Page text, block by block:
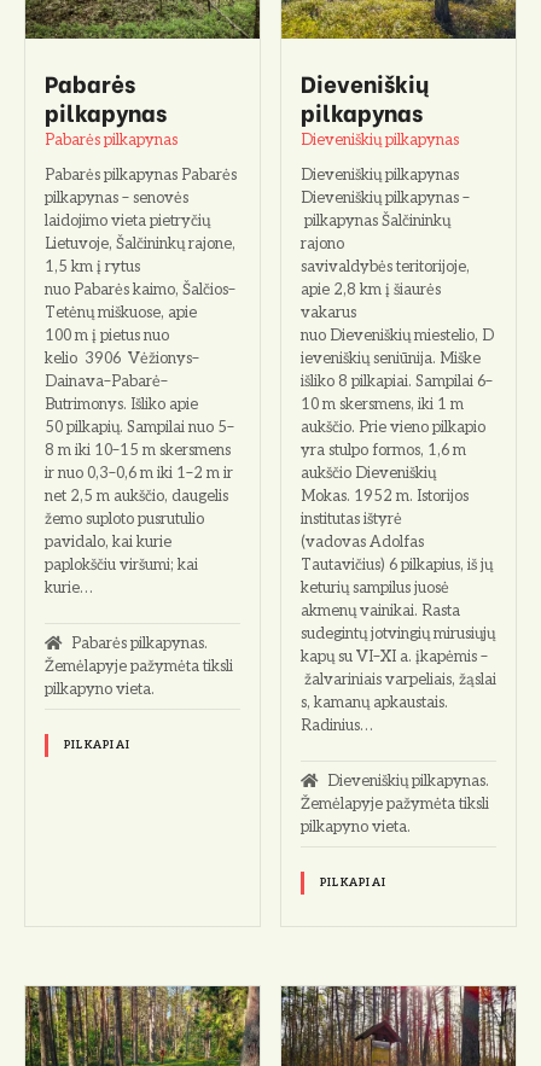
Pabarės
pilkapynas
Pabarės pilkapynas
Pabarės pilkapynas Pabarės
pilkapynas – senovės
laidojimo vieta pietryčių
Lietuvoje, Šalčininkų rajone,
1,5 km į rytus
nuo Pabarės kaimo, Šalčios–
Tetėnų miškuose, apie
100 m į pietus nuo
kelio 3906 Vėžionys–
Dainava–Pabarė–
Butrimonys. Išliko apie
50 pilkapių. Sampilai nuo 5–
8 m iki 10–15 m skersmens
ir nuo 0,3–0,6 m iki 1–2 m ir
net 2,5 m aukščio, daugelis
žemo suploto pusrutulio
pavidalo, kai kurie
paplokščiu viršumi; kai
kurie…
Pabarės pilkapynas.
Žemėlapyje pažymėta tiksli
pilkapyno vieta.
PILKAPIAI
Dieveniškių
pilkapynas
Dieveniškių pilkapynas
Dieveniškių pilkapynas
Dieveniškių pilkapynas –
pilkapynas Šalčininkų
rajono
savivaldybės teritorijoje,
apie 2,8 km į šiaurės
vakarus
nuo Dieveniškių miestelio, D
ieveniškių seniūnija. Miške
išliko 8 pilkapiai. Sampilai 6–
10 m skersmens, iki 1 m
aukščio. Prie vieno pilkapio
yra stulpo formos, 1,6 m
aukščio Dieveniškių
Mokas. 1952 m. Istorijos
institutas ištyrė
(vadovas Adolfas
Tautavičius) 6 pilkapius, iš jų
keturių sampilus juosė
akmenų vainikai. Rasta
sudegintų jotvingių mirusiųjų
kapų su VI–XI a. įkapėmis –
žalvariniais varpeliais, žąslai
s, kamanų apkaustais.
Radinius…
Dieveniškių pilkapynas.
Žemėlapyje pažymėta tiksli
pilkapyno vieta.
PILKAPIAI